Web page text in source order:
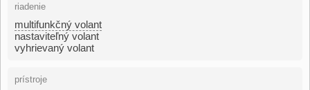
riadenie
multifunkčný volant
nastaviteľný volant
vyhrievaný volant
prístroje